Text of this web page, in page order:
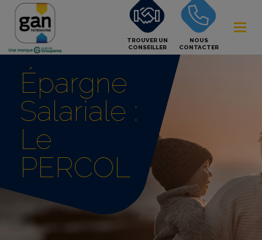
TROUVER UN
CONSEILLER
NOUS
CONTACTER
Épargne
Salariale :
Le
PERCOL